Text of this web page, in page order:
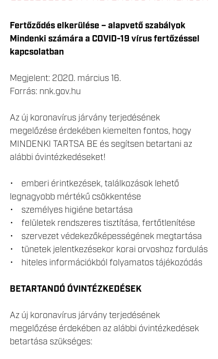
Fertőződés elkerülése – alapvető szabályok
Mindenki számára a COVID-19 vírus fertőzéssel
kapcsolatban
Megjelent: 2020. március 16.
Forrás: nnk.gov.hu
Az új koronavírus járvány terjedésének
megelőzése érdekében kiemelten fontos, hogy
MINDENKI TARTSA BE és segítsen betartani az
alábbi óvintézkedéseket!
• emberi érintkezések, találkozások lehető
legnagyobb mértékű csökkentése
• személyes higiéne betartása
• felületek rendszeres tisztítása, fertőtlenítése
• szervezet védekezőképességének megtartása
• tünetek jelentkezésekor korai orvoshoz fordulás
• hiteles információkból folyamatos tájékozódás
BETARTANDÓ ÓVINTÉZKEDÉSEK
Az új koronavírus járvány terjedésének
megelőzése érdekében az alábbi óvintézkedések
betartása szükséges: